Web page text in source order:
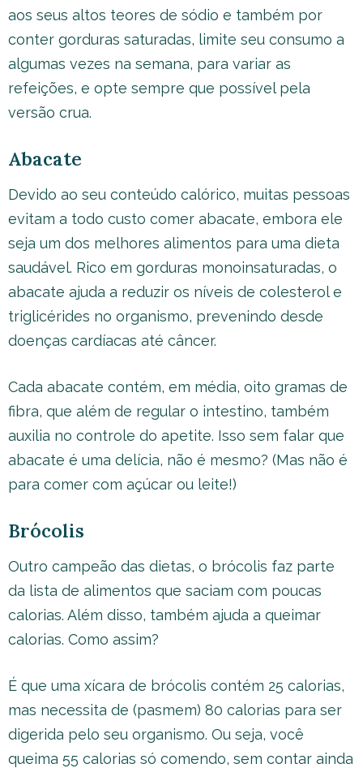
aos seus altos teores de sódio e também por
conter gorduras saturadas, limite seu consumo a
algumas vezes na semana, para variar as
refeições, e opte sempre que possível pela
versão crua.
Abacate
Devido ao seu conteúdo calórico, muitas pessoas
evitam a todo custo comer abacate, embora ele
seja um dos melhores alimentos para uma dieta
saudável. Rico em gorduras monoinsaturadas, o
abacate ajuda a reduzir os níveis de colesterol e
triglicérides no organismo, prevenindo desde
doenças cardíacas até câncer.
Cada abacate contém, em média, oito gramas de
fibra, que além de regular o intestino, também
auxilia no controle do apetite. Isso sem falar que
abacate é uma delícia, não é mesmo? (Mas não é
para comer com açúcar ou leite!)
Brócolis
Outro campeão das dietas, o brócolis faz parte
da lista de alimentos que saciam com poucas
calorias. Além disso, também ajuda a queimar
calorias. Como assim?
É que uma xícara de brócolis contém 25 calorias,
mas necessita de (pasmem) 80 calorias para ser
digerida pelo seu organismo. Ou seja, você
queima 55 calorias só comendo, sem contar ainda